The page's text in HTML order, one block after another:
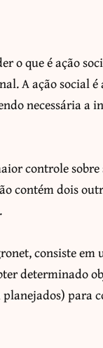
o que é ação
A ação social
necessária a
controle
contém dois
consiste em
determinado
para